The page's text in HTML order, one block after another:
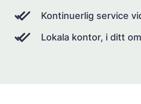
Kontinuerlig service
Lokala kontor, i ditt